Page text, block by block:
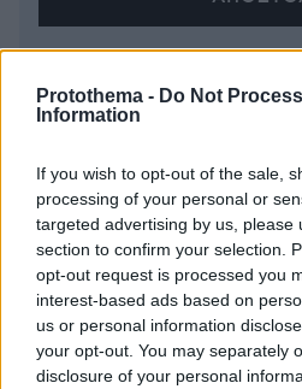
Protothema - Do Not
Information
If you wish to opt-out of the sale,
processing of your personal or
targeted advertising by us, please
section to confirm your selection.
opt-out request is processed you
interest-based ads based on
us or personal information
your opt-out. You may separately
disclosure of your personal
ΡΟΗ ΕΙΔΗΣΕΩΝ
Ειδήσεις Δημοφιλή
Δύτης βρήκε χρυσό σταυρό
ναυάγιο: Χρόνια αργότερα
αντικαταστάθηκε με πλαστικό
πριν 5 λεπτά